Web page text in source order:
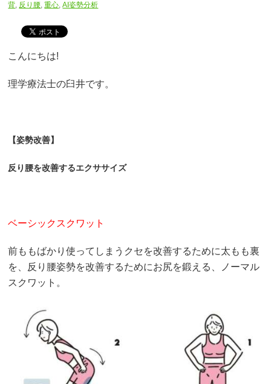
背, 反り腰,重心,AI姿勢分析
こんにちは!
理学療法士の臼井です。
【姿勢改善】
反り腰を改善するエクササイズ
ベーシックスクワット
前ももばかり使ってしまうクセを改善するために太もも裏
を、反り腰姿勢を改善するためにお尻を鍛える、ノーマル
スクワット。